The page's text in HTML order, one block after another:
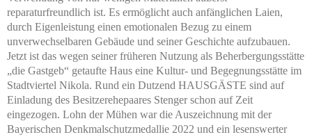
reparaturfreundlich ist. Es ermöglicht auch anfänglichen Laien,
durch Eigenleistung einen emotionalen Bezug zu einem
unverwechselbaren Gebäude und seiner Geschichte aufzubauen.
Jetzt ist das wegen seiner früheren Nutzung als Beherbergungsstätte
„die Gastgeb“ getaufte Haus eine Kultur- und Begegnungsstätte im
Stadtviertel Nikola. Rund ein Dutzend HAUSGÄSTE sind auf
Einladung des Besitzerehepaares Stenger schon auf Zeit
eingezogen. Lohn der Mühen war die Auszeichnung mit der
Bayerischen Denkmalschutzmedallie 2022 und ein lesenswerter